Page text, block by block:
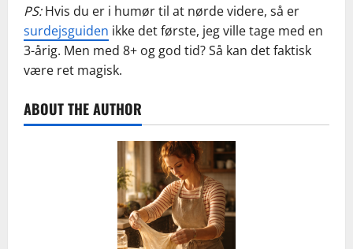
PS:Hvis du er i humør til at nørde videre, så er
surdejsguiden ikke det første, jeg ville tage med en
3-årig. Men med 8+ og god tid? Så kan det faktisk
være ret magisk.
ABOUT THE AUTHOR